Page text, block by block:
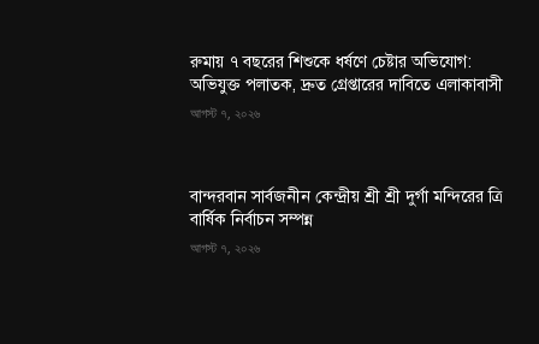
রুমায় ৭ বছরের শিশুকে ধর্ষণে চেষ্টার অভিযোগ:
অভিযুক্ত পলাতক, দ্রুত গ্রেপ্তারের দাবিতে এলাকাবাসী
আগস্ট ৭, ২০২৬
বান্দরবান সার্বজনীন কেন্দ্রীয় শ্রী শ্রী দুর্গা মন্দিরের ত্রি
বার্ষিক নির্বাচন সম্পন্ন
আগস্ট ৭, ২০২৬